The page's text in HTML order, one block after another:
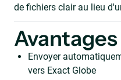
de fichiers clair au lieu
Avantages
Envoyer
vers Exact Globe